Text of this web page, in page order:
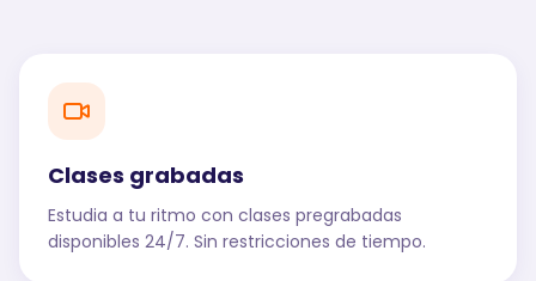
Clases grabadas
Estudia a tu ritmo con clases pregrabadas
disponibles 24/7. Sin restricciones de tiempo.